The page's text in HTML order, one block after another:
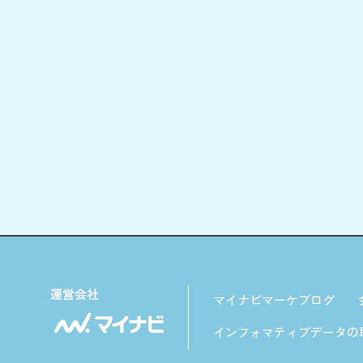
マイナビマーケブログ
インフォマティブデータ